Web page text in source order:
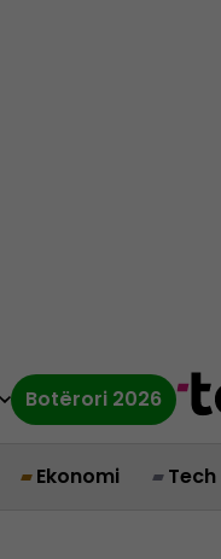
Botërori 2026
Ekonomi Tech